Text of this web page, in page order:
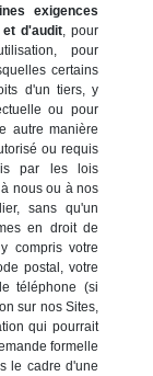
exigences
et d'audit, pour
pour
certains
d'un tiers, y
ou pour
autre manière
ou requis
par les lois
nous ou à nos
sans qu'un
en droit de
compris votre
postal, votre
téléphone (si
sur nos Sites,
qui pourrait
formelle
le cadre d'une